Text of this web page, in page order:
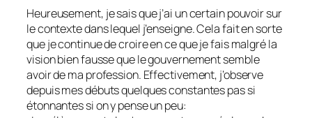
Heureusement, je sais que j’ai un certain pouvoir sur
le contexte dans lequel j’enseigne. Cela fait en sorte
que je continue de croire en ce que je fais malgré la
vision bien fausse que le gouvernement semble
avoir de ma profession. Effectivement, j’observe
depuis mes débuts quelques constantes pas si
étonnantes si on y pense un peu: